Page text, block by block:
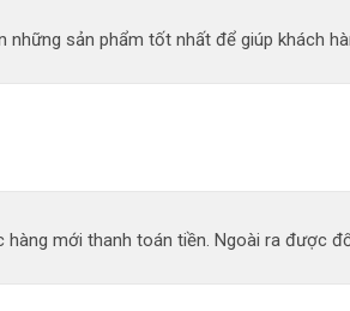
những sản phẩm tốt nhất để giúp khách
mới thanh toán tiền. Ngoài ra được